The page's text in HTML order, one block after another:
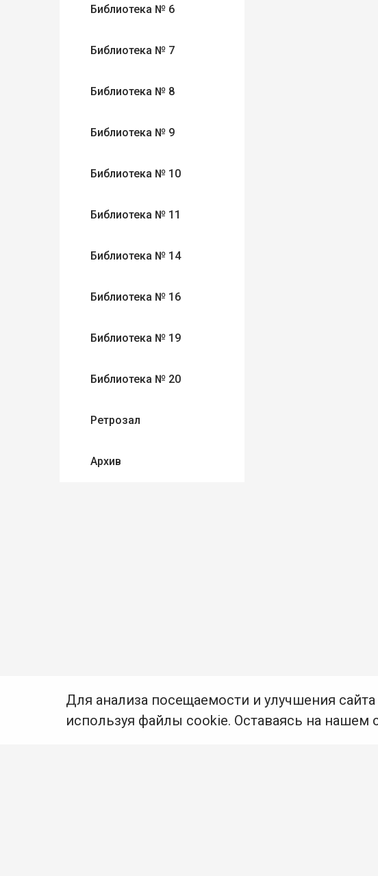
Библиотека № 6
Библиотека № 7
Библиотека № 8
Библиотека № 9
Библиотека № 10
Библиотека № 11
Библиотека № 14
Библиотека № 16
Библиотека № 19
Библиотека № 20
Ретрозал
Архив
Для анализа посещаемости и улучшения
используя файлы cookie. Оставаясь на нашем